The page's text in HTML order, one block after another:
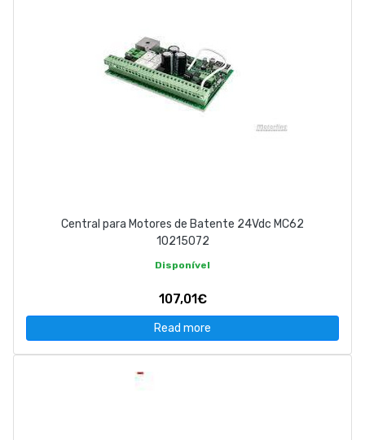
Central para Motores de Batente 24Vdc MC62
10215072
Disponível
107,01€
Read more